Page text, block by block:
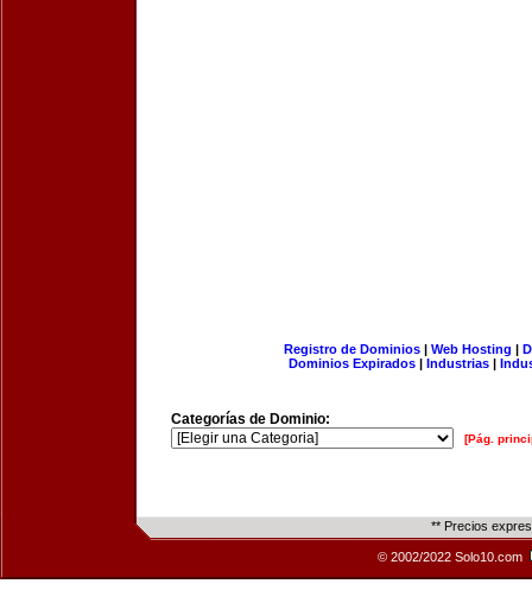
Registro de Dominios| Web Hosting |
Dominios Expirados | Industrias |
Categorías de Dominio:
[Pág.
** Precios
© 2002/2022 Solo10.com